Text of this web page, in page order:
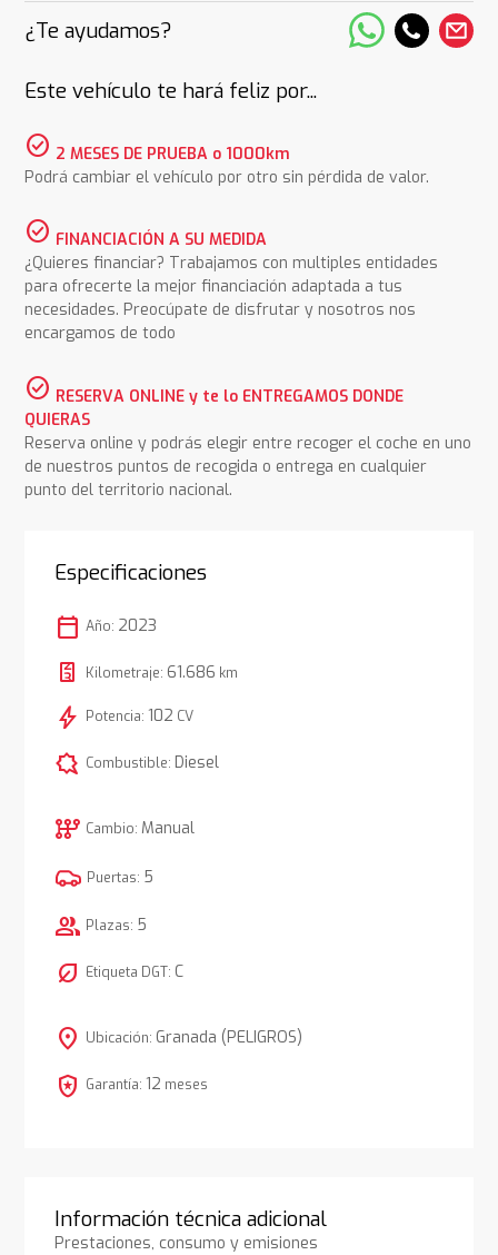
¿Te ayudamos?
Este vehículo te hará feliz por...
check_circle 2 MESES DE PRUEBA o 1000km
Podrá cambiar el vehículo por otro sin pérdida de valor.
check_circle FINANCIACIÓN A SU MEDIDA
¿Quieres financiar? Trabajamos con multiples entidades
para ofrecerte la mejor financiación adaptada a tus
necesidades. Preocúpate de disfrutar y nosotros nos
encargamos de todo
check_circle RESERVA ONLINE y te lo ENTREGAMOS DONDE
QUIERAS
Reserva online y podrás elegir entre recoger el coche en uno
de nuestros puntos de recogida o entrega en cualquier
punto del territorio nacional.
Especificaciones
calendar_today Año: 2023
Kilometraje: 61.686 km
bolt Potencia: 102 CV
comic_bubble Combustible: Diesel
auto_transmission Cambio: Manual
Puertas: 5
group Plazas: 5
nest_eco_leaf Etiqueta DGT: C
location_on Ubicación: Granada (PELIGROS)
local_police Garantía: 12 meses
Información técnica adicional
Prestaciones, consumo y emisiones